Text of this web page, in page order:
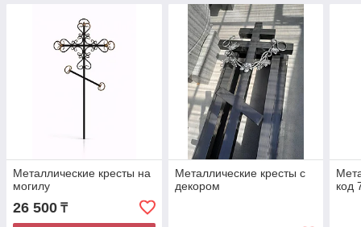
Металлические кресты на
могилу
26 500 ₸
Металлические кресты с
декором
код